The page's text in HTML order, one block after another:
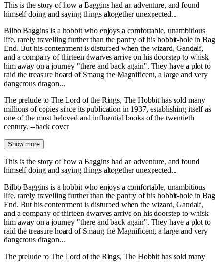
This is the story of how a Baggins had an adventure, and found
himself doing and saying things altogether unexpected...
Bilbo Baggins is a hobbit who enjoys a comfortable, unambitious
life, rarely travelling further than the pantry of his hobbit-hole in Bag
End. But his contentment is disturbed when the wizard, Gandalf,
and a company of thirteen dwarves arrive on his doorstep to whisk
him away on a journey "there and back again". They have a plot to
raid the treasure hoard of Smaug the Magnificent, a large and very
dangerous dragon...
The prelude to The Lord of the Rings, The Hobbit has sold many
millions of copies since its publication in 1937, establishing itself as
one of the most beloved and influential books of the twentieth
century. --back cover
Show more
This is the story of how a Baggins had an adventure, and found
himself doing and saying things altogether unexpected...
Bilbo Baggins is a hobbit who enjoys a comfortable, unambitious
life, rarely travelling further than the pantry of his hobbit-hole in Bag
End. But his contentment is disturbed when the wizard, Gandalf,
and a company of thirteen dwarves arrive on his doorstep to whisk
him away on a journey "there and back again". They have a plot to
raid the treasure hoard of Smaug the Magnificent, a large and very
dangerous dragon...
The prelude to The Lord of the Rings, The Hobbit has sold many